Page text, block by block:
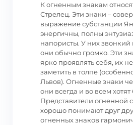
К огненным знакам
Стрелец. Эти знаки –
выражение субстанции
энергичны, полны
напористы. У них звонкий
они обычно громко. Эти
ярко проявлять себя, их
заметить в толпе
Львов). Огненные знаки
они всегда и во всем
Представители огненной
хорошо понимают друг
огненных знаков